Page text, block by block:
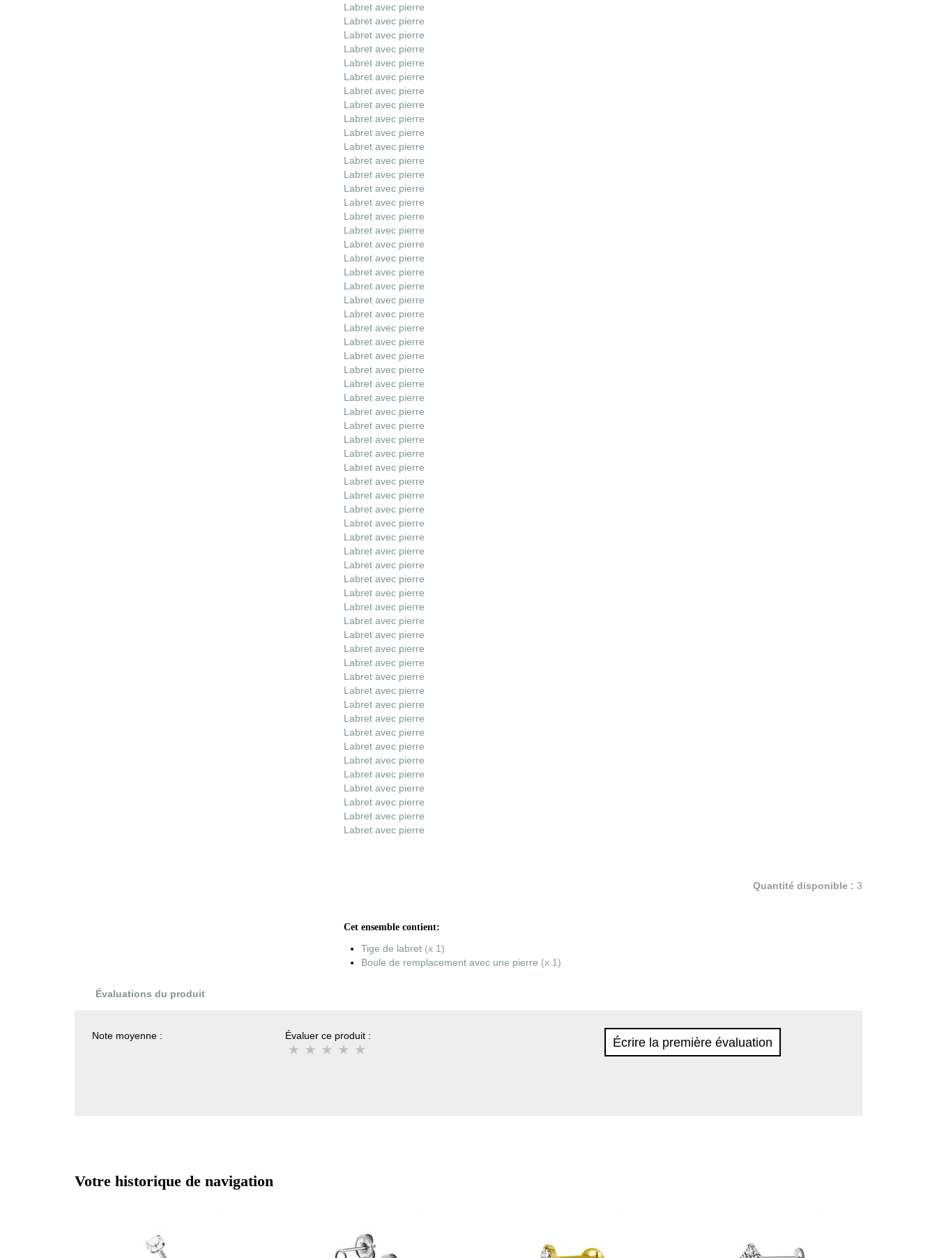
Labret avec pierre
Labret avec pierre
Labret avec pierre
Labret avec pierre
Labret avec pierre
Labret avec pierre
Labret avec pierre
Labret avec pierre
Labret avec pierre
Labret avec pierre
Labret avec pierre
Labret avec pierre
Labret avec pierre
Labret avec pierre
Labret avec pierre
Labret avec pierre
Labret avec pierre
Labret avec pierre
Labret avec pierre
Labret avec pierre
Labret avec pierre
Labret avec pierre
Labret avec pierre
Labret avec pierre
Labret avec pierre
Labret avec pierre
Labret avec pierre
Labret avec pierre
Labret avec pierre
Labret avec pierre
Labret avec pierre
Labret avec pierre
Labret avec pierre
Labret avec pierre
Labret avec pierre
Labret avec pierre
Labret avec pierre
Labret avec pierre
Labret avec pierre
Labret avec pierre
Labret avec pierre
Labret avec pierre
Labret avec pierre
Labret avec pierre
Labret avec pierre
Labret avec pierre
Labret avec pierre
Labret avec pierre
Labret avec pierre
Labret avec pierre
Labret avec pierre
Labret avec pierre
Labret avec pierre
Labret avec pierre
Labret avec pierre
Labret avec pierre
Labret avec pierre
Labret avec pierre
Labret avec pierre
Labret avec pierre
Quantité disponible : 3
Cet ensemble contient:
Tige de labret (x 1)
Boule de remplacement avec une pierre (x 1)
Évaluations du produit
Note moyenne : Évaluer ce produit : Écrire la première évaluation
Votre historique de navigation